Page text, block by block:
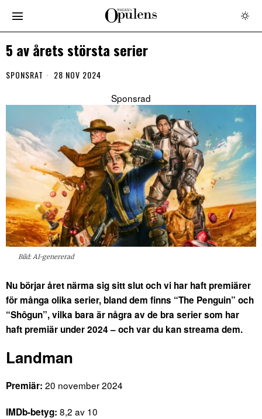
5 av årets största serier
SPONSRAT 28 NOV 2024
Bild: AI-genererad
Nu börjar året närma sig sitt slut och vi har haft premiärer
för många olika serier, bland dem finns “The Penguin” och
“Shôgun”, vilka bara är några av de bra serier som har
haft premiär under 2024 – och var du kan streama dem.
Landman
Premiär: 20 november 2024
IMDb-betyg: 8,2 av 10